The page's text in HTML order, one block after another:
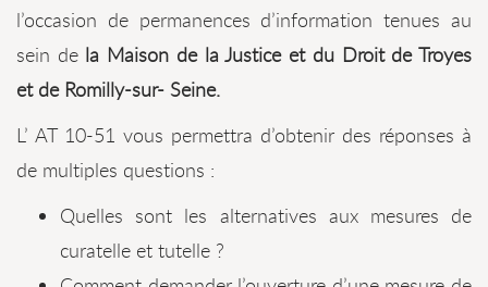
l’occasion de permanences d’information tenues au
sein de la Maison de la Justice et du Droit de Troyes
et de Romilly-sur- Seine.
L’ AT 10-51 vous permettra d’obtenir des réponses à
de multiples questions :
Quelles sont les alternatives aux mesures de
curatelle et tutelle ?